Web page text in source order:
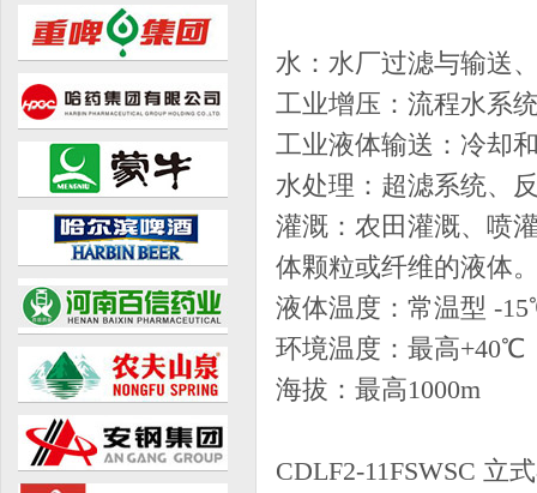
水：水厂过滤与输送
工业增压：流程水系
工业液体输送：冷却
水处理：超滤系统、
灌溉：农田灌溉、喷
体颗粒或纤维的液体
液体温度：常温型 -
环境温度：最高+40℃
海拔：最高1000m
CDLF2-11FSWSC 立